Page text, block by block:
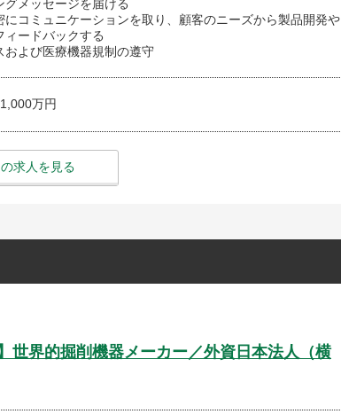
グメッセージを届ける
にコミュニケーションを取り、顧客のニーズから製品開発や
ィードバックする
および医療機器規制の遵守
万円
の求人を見る
世界的掘削機器メーカー／外資日本法人（横